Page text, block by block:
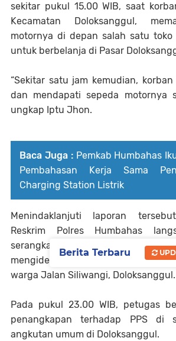
sekitar pukul 15.00 WIB, saat
Kecamatan Doloksanggul,
motornya di depan salah satu
untuk berbelanja di Pasar
“Sekitar satu jam kemudian,
dan mendapati sepeda motornya
ungkap Iptu Jhon.
Baca Juga : Pemkab Humbahas
Pembahasan Kerja Sama
Charging Station Listrik
Menindaklanjuti laporan
Reskrim Polres Humbahas
serangkaian penyelidikan
mengidentifikasi pelaku pencurian
warga Jalan Siliwangi, Doloksanggul.
Pada pukul 23.00 WIB, petugas
penangkapan terhadap PPS di
angkutan umum di Doloksanggul.
Berita Terbaru